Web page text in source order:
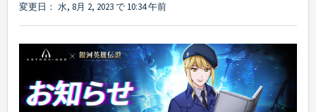
変更日： 水, 8月 2, 2023 で 10:34 午前